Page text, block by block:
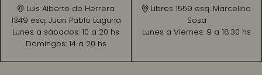
Luis Alberto de Herrera
1349 esq. Juan Pablo Laguna
Lunes a sábados: 10 a 20 hs
Domingos: 14 a 20 hs
Libres 1559 esq. Marcelino
Sosa
Lunes a Viernes: 9 a 18:30 hs